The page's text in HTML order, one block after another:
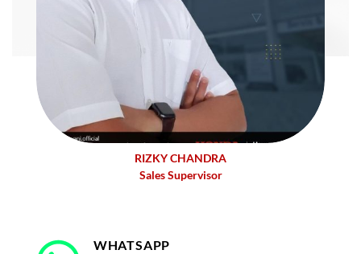
RIZKY CHANDRA
Sales Supervisor
WHATSAPP